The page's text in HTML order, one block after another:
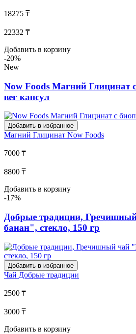
18275 ₸
22332 ₸
Добавить в корзину
-20%
New
Now Foods Магний Глицинат
вег капсул
Добавить в избранное
Магний Глицинат Now Foods
7000 ₸
8800 ₸
Добавить в корзину
-17%
Добрые традиции,
банан", стекло, 150 гр
Добавить в избранное
Чай Добрые традиции
2500 ₸
3000 ₸
Добавить в корзину